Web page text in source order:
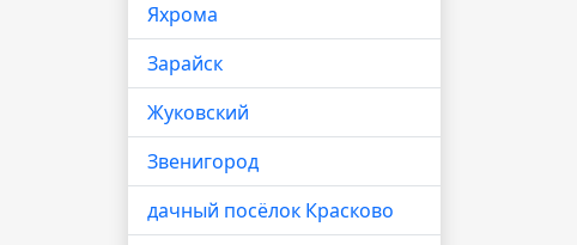
Яхрома
Зарайск
Жуковский
Звенигород
дачный посёлок Красково